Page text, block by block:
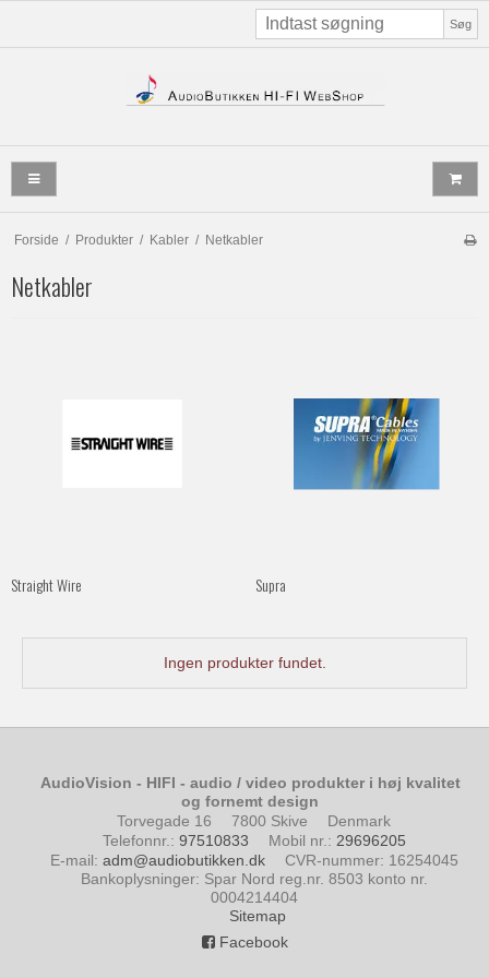
Søg
Forside / Produkter / Kabler / Netkabler
Netkabler
Straight Wire Supra
Ingen produkter fundet.
AudioVision - HIFI - audio / video produkter i høj kvalitet
og fornemt design
Torvegade 16
7800 Skive
Denmark
Telefonnr. : 97510833 Mobil nr. : 29696205
E-mail: adm@audiobutikken.dk CVR-nummer: 16254045
Bankoplysninger: Spar Nord reg.nr. 8503 konto nr.
0004214404
Sitemap
Facebook